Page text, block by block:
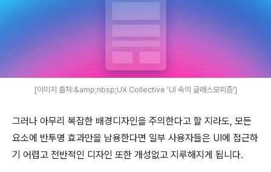
[이미지 출처:&amp;nbsp;UX Collective 'UI 속의 글래스모피즘']
그러나 아무리 복잡한 배경디자인을 주의한다고 할 지라도, 모든
요소에 반투명 효과만을 남용한다면 일부 사용자들은 UI에 접근하
기 어렵고 전반적인 디자인 또한 개성없고 지루해지게 됩니다.